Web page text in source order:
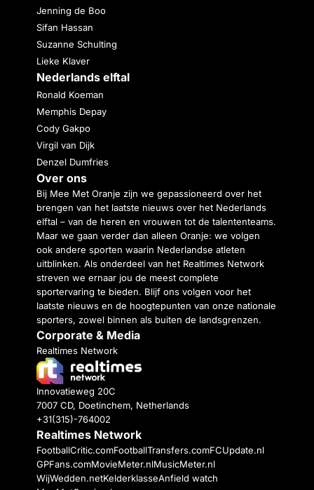
Jenning de Boo
Sifan Hassan
Suzanne Schulting
Lieke Klaver
Nederlands elftal
Ronald Koeman
Memphis Depay
Cody Gakpo
Virgil van Dijk
Denzel Dumfries
Over ons
Bij Mee Met Oranje zijn we gepassioneerd over het
brengen van het laatste nieuws over het Nederlands
elftal – van de heren en vrouwen tot de talententeams.
Maar we gaan verder dan alleen Oranje: we volgen
ook andere sporten waarin Nederlandse atleten
uitblinken. Als onderdeel van het Realtimes Network
streven we ernaar jou de meest complete
sportervaring te bieden. Blijf ons volgen voor het
laatste nieuws en de hoogtepunten van onze nationale
sporters, zowel binnen als buiten de landsgrenzen.
Corporate & Media
Realtimes Network
Innovatieweg 20C
7007 CD, Doetinchem, Netherlands
+31(315)-764002
Realtimes Network
FootballCritic.comFootballTransfers.comFCUpdate.nl
GPFans.comMovieMeter.nlMusicMeter.nl
WijWedden.netKelderklasseAnfield watch